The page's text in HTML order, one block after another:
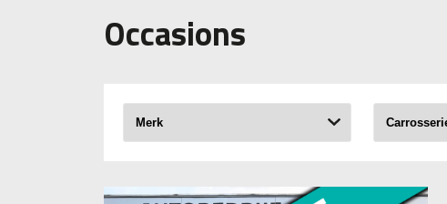
Occasions